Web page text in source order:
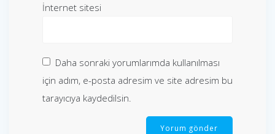
İnternet sitesi
Daha sonraki yorumlarımda kullanılması
için adım, e-posta adresim ve site adresim bu
tarayıcıya kaydedilsin.